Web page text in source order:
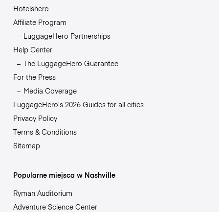
Hotelshero
Affiliate Program
LuggageHero Partnerships
Help Center
The LuggageHero Guarantee
For the Press
Media Coverage
LuggageHero’s 2026 Guides for all cities
Privacy Policy
Terms & Conditions
Sitemap
Popularne miejsca w Nashville
Ryman Auditorium
Adventure Science Center